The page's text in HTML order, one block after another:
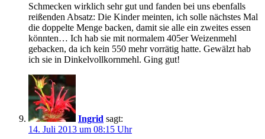
Schmecken wirklich sehr gut und fanden bei uns ebenfalls
reißenden Absatz: Die Kinder meinten, ich solle nächstes Mal
die doppelte Menge backen, damit sie alle ein zweites essen
könnten… Ich hab sie mit normalem 405er Weizenmehl
gebacken, da ich kein 550 mehr vorrätig hatte. Gewälzt hab
ich sie in Dinkelvollkornmehl. Ging gut!
Ingrid sagt:
14. Juli 2013 um 08:15 Uhr